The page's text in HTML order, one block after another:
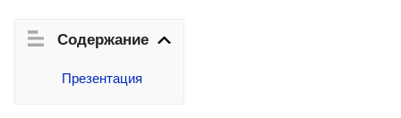
Содержание
Презентация